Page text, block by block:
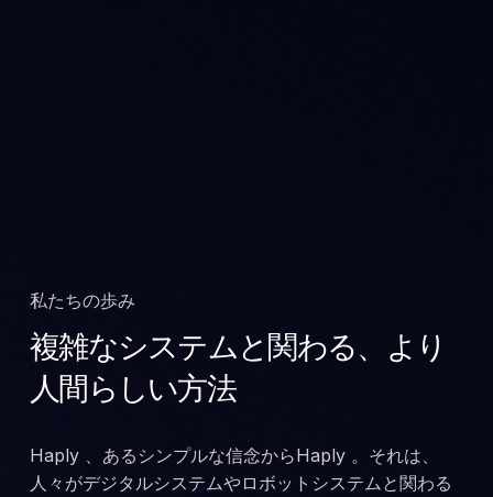
私たちの歩み
複雑なシステムと関わる、より
人間らしい方法
Haply 、あるシンプルな信念からHaply 。それは、
人々がデジタルシステムやロボットシステムと関わる